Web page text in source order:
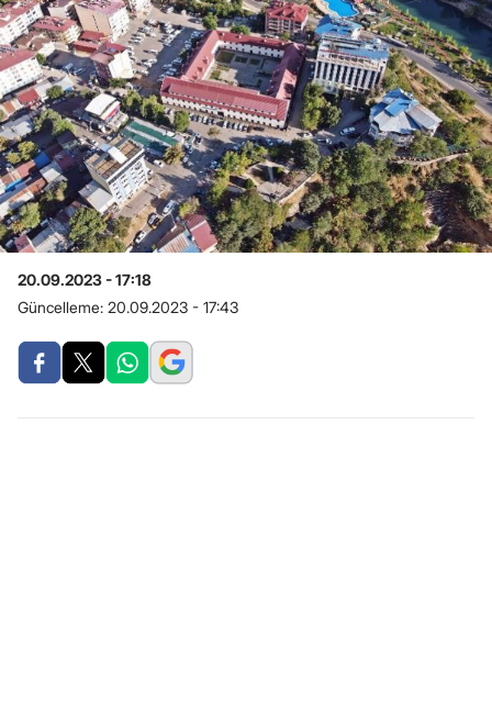
20.09.2023 - 17:18
Güncelleme: 20.09.2023 - 17:43